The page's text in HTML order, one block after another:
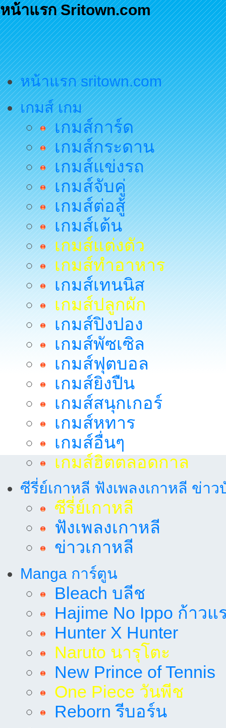
หน้าแรก Sritown.com
หน้าแรก sritown.com
เกมส์ เกม
เกมส์การ์ด
เกมส์กระดาน
เกมส์แข่งรถ
เกมส์จับคู่
เกมส์ต่อสู้
เกมส์เต้น
เกมส์แต่งตัว
เกมส์ทำอาหาร
เกมส์เทนนิส
เกมส์ปลูกผัก
เกมส์ปิงปอง
เกมส์พัซเซิล
เกมส์ฟุตบอล
เกมส์ยิงปืน
เกมส์สนุกเกอร์
เกมส์หทาร
เกมส์อื่นๆ
เกมส์ฮิตตลอดกาล
ซีรี่ย์เกาหลี ฟังเพลงเกาหลี ข่าว
ซีรี่ย์เกาหลี
ฟังเพลงเกาหลี
ข่าวเกาหลี
Manga การ์ตูน
Bleach บลีช
Hajime No Ippo ก้าวแ
Hunter X Hunter
Naruto นารุโตะ
New Prince of Tennis
One Piece วันพีช
Reborn รีบอร์น